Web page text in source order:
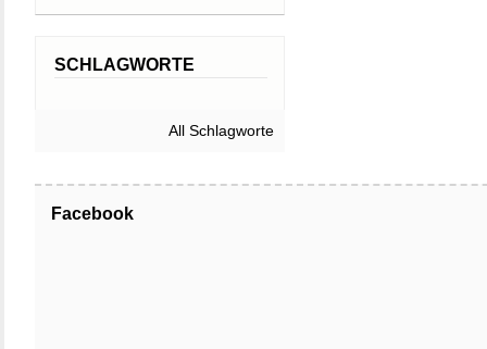
SCHLAGWORTE
All Schlagworte
Facebook